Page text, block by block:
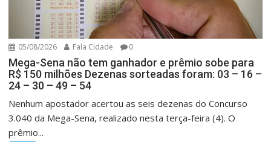
05/08/2026 Fala Cidade 0
Mega-Sena não tem ganhador e prêmio sobe para
R$ 150 milhões Dezenas sorteadas foram: 03 – 16 –
24 – 30 – 49 – 54
Nenhum apostador acertou as seis dezenas do Concurso
3.040 da Mega-Sena, realizado nesta terça-feira (4). O
prêmio...